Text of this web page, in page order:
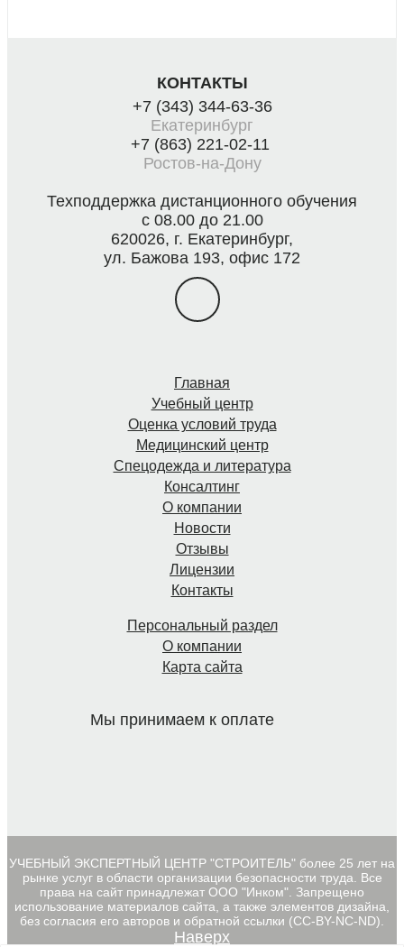
КОНТАКТЫ
+7 (343) 344-63-36
Екатеринбург
+7 (863) 221-02-11
Ростов-на-Дону
Техподдержка дистанционного обучения
с 08.00 до 21.00
620026, г. Екатеринбург,
ул. Бажова 193, офис 172
Главная
Учебный центр
Оценка условий труда
Медицинский центр
Спецодежда и литература
Консалтинг
О компании
Новости
Отзывы
Лицензии
Контакты
Персональный раздел
О компании
Карта сайта
Мы принимаем к оплате
УЧЕБНЫЙ ЭКСПЕРТНЫЙ ЦЕНТР "СТРОИТЕЛЬ" более 25 лет на
рынке услуг в области организации безопасности труда. Все
права на сайт принадлежат ООО "Инком". Запрещено
использование материалов сайта, а также элементов дизайна,
без согласия его авторов и обратной ссылки (CC-BY-NC-ND).
Наверх